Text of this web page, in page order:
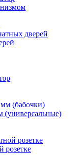
дверей
(бабочки)
(универсальные)
розетке
розетке